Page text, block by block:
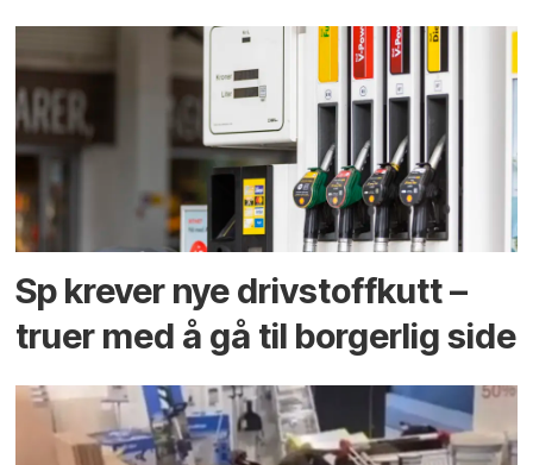
Sp krever nye drivstoffkutt –
truer med å gå til borgerlig side